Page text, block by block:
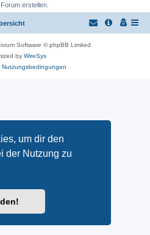
um dir den
der Nutzung zu
erstellen.
Software © phpBB Limited
by WireSys
Nutzungsbedingungen